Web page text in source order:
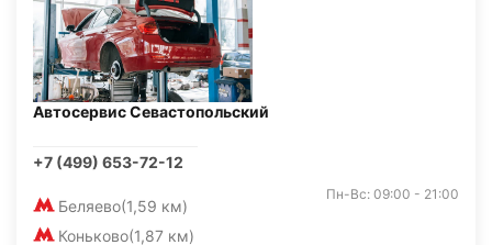
Автосервис Севастопольский
+7 (499) 653-72-12
Беляево(1,59 км)
Коньково(1,87 км)
Пн-Вс: 09:00 - 21:00